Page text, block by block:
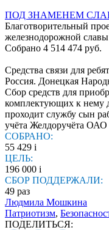
ПОД ЗНАМЕНЕМ
Благотворительный
железнодорожной
Собрано 4 514 474 руб.
Средства связи для ребят
Россия. Донецкая
Сбор средств для
комплектующих к нему
проходит службу сын
учёта Желдоручёта
СОБРАНО:
55 429 i
ЦЕЛЬ:
196 000 i
СБОР ПОДДЕРЖАЛИ:
49 раз
Людмила Мошкина
Патриотизм,
ПОДЕЛИТЬСЯ: